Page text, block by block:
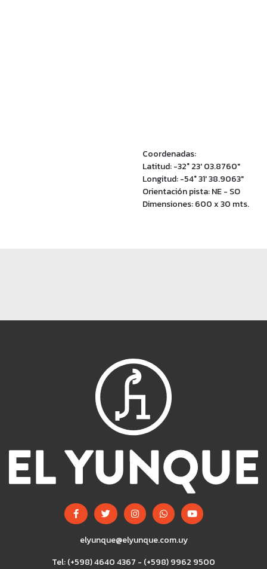
Coordenadas:
Latitud: -32° 23' 03.8760"
Longitud: -54° 31' 38.9063"
Orientación pista: NE - SO
Dimensiones: 600 x 30 mts.
elyunque@elyunque.com.uy
Tel: (+598) 4640 4367 - (+598) 9962 9500